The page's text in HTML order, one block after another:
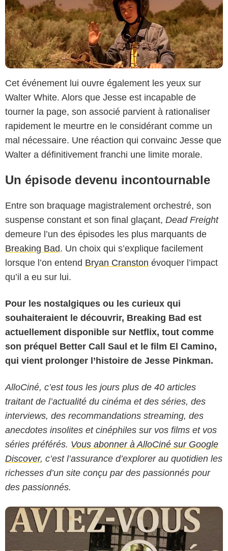
Cet événement lui ouvre également les yeux sur
Walter White. Alors que Jesse est incapable de
tourner la page, son associé parvient à rationaliser
rapidement le meurtre en le considérant comme un
mal nécessaire. Une réaction qui convainc Jesse que
Walter a définitivement franchi une limite morale.
Un épisode devenu incontournable
Entre son braquage magistralement orchestré, son
suspense constant et son final glaçant, Dead Freight
demeure l’un des épisodes les plus marquants de
Breaking Bad. Un choix qui s’explique facilement
lorsque l’on entend Bryan Cranston évoquer l’impact
qu’il a eu sur lui.
Pour les nostalgiques ou les curieux qui
souhaiteraient le découvrir, Breaking Bad est
actuellement disponible sur Netflix, tout comme
son préquel Better Call Saul et le film El Camino,
qui vient prolonger l’histoire de Jesse Pinkman.
AlloCiné, c’est tous les jours plus de 40 articles
traitant de l’actualité du cinéma et des séries, des
interviews, des recommandations streaming, des
anecdotes insolites et cinéphiles sur vos films et vos
séries préférés. Vous abonner à AlloCiné sur Google
Discover, c’est l’assurance d’explorer au quotidien les
richesses d’un site conçu par des passionnés pour
des passionnés.